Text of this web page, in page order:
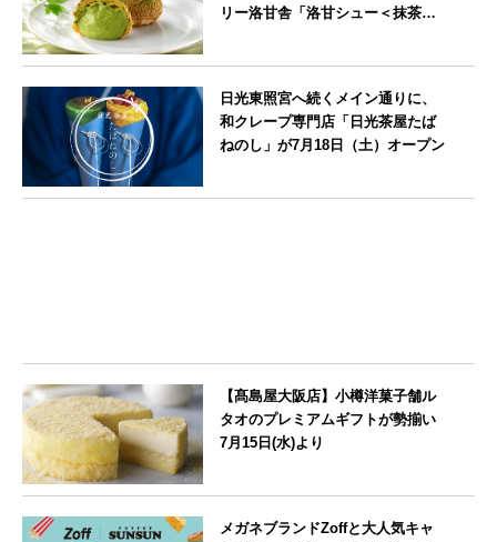
リー洛甘舎「洛甘シュー＜抹茶
日光東照宮へ続くメイン通りに、
和クレープ専門店「日光茶屋たば
ねのし」が7月18日（土）オープン
【髙島屋大阪店】小樽洋菓子舗ル
タオのプレミアムギフトが勢揃い
7月15日(水)より
メガネブランドZoffと大人気キャ